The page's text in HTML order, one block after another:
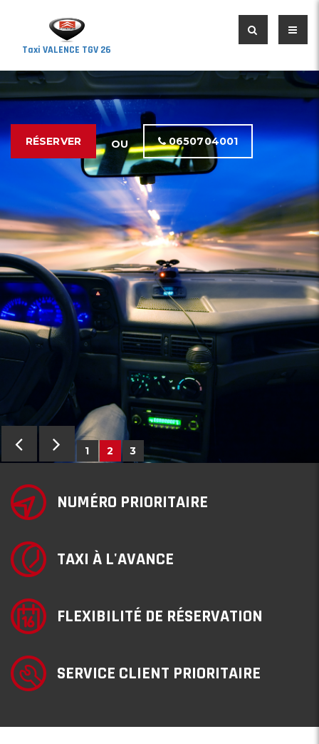
Taxi VALENCE TGV 26
RÉSERVER OU 0650704001
1 2 3
NUMÉRO PRIORITAIRE
TAXI À L'AVANCE
FLEXIBILITÉ DE RÉSERVATION
SERVICE CLIENT PRIORITAIRE